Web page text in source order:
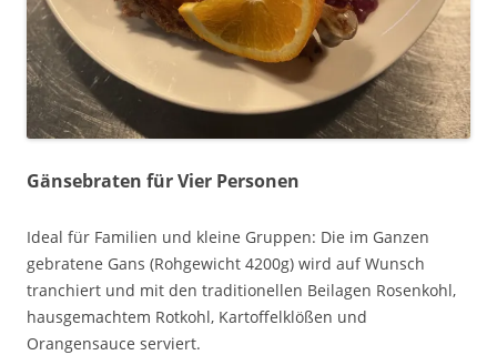
Gänsebraten für Vier Personen
Ideal für Familien und kleine Gruppen: Die im Ganzen
gebratene Gans (Rohgewicht 4200g) wird auf Wunsch
tranchiert und mit den traditionellen Beilagen Rosenkohl,
hausgemachtem Rotkohl, Kartoffelklößen und
Orangensauce serviert.